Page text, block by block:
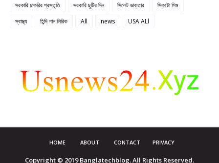
সরকারি চাকরির প্রস্তুতি
সরকারি ছুটির দিন সিলেট ডাক্তার
স্কিটো সিম
স্বাস্থ্য
হিন্দি গান লিরিক All news USA ALl
HOME ABOUT CONTACT PRIVACY
Copyright © 2019 Banglatechblog. All Rights Reserved.